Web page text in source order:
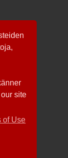
site
of Use